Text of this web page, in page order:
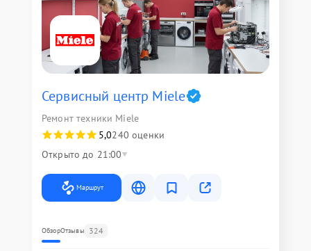
Сервисный центр Miele
Ремонт техники Miele
5,0240 оценки
Открыто до 21:00
Маршрут
ОбзорОтзывы 324